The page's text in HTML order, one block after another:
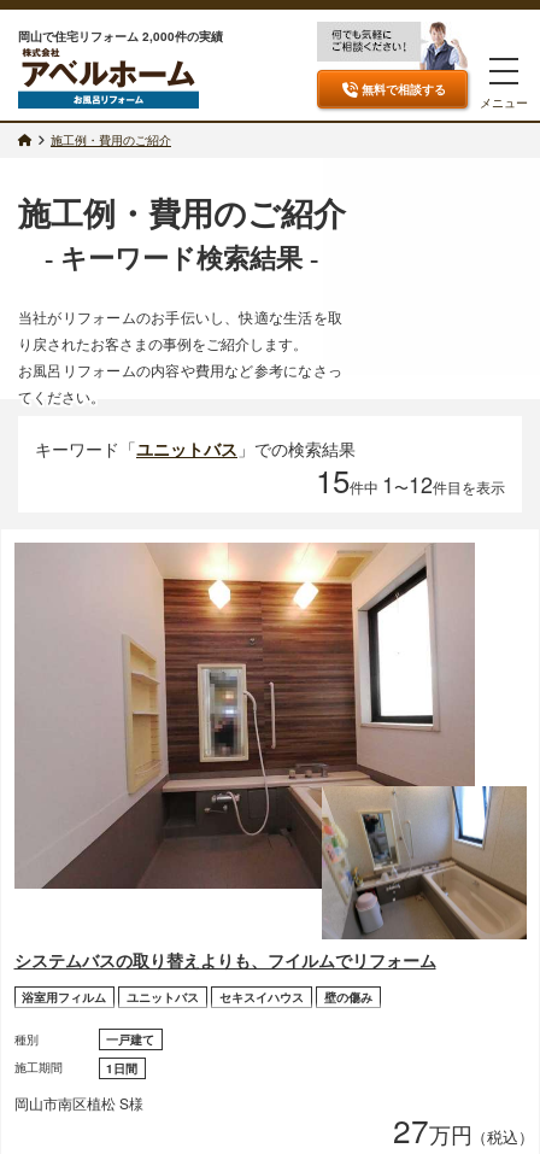
岡山で住宅リフォーム 2,000件の実績
無料で相談する
メニュー
施工例・費用のご紹介
施工例・費用のご紹介
- キーワード検索結果 -
当社がリフォームのお手伝いし、快適な生活を取
り戻されたお客さまの事例をご紹介します。
お風呂リフォームの内容や費用など参考になさっ
てください。
キーワード「ユニットバス 」での検索結果
15件中 1〜12件目を表示
システムバスの取り替えよりも、フイルムでリフォーム
浴室用フィルム ユニットバス セキスイハウス 壁の傷み
種別
一戸建て
施工期間
1日間
岡山市南区植松 S様
27万円 （税込）